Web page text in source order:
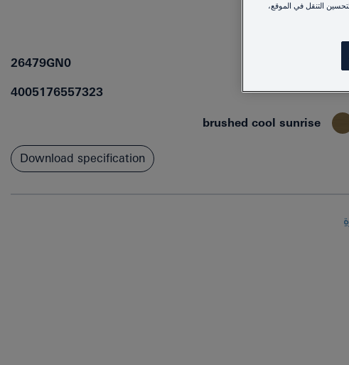
26479GN0
4005176557323
brushed cool sunrise
Download specification
التنقل في الموقع،